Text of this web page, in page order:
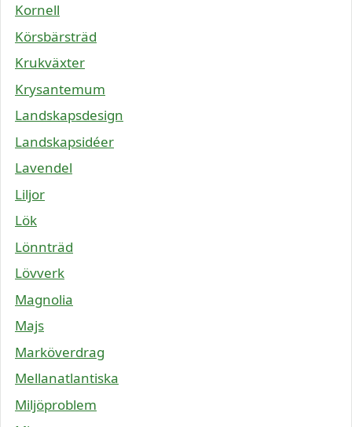
Kornell
Körsbärsträd
Krukväxter
Krysantemum
Landskapsdesign
Landskapsidéer
Lavendel
Liljor
Lök
Lönnträd
Lövverk
Magnolia
Majs
Marköverdrag
Mellanatlantiska
Miljöproblem